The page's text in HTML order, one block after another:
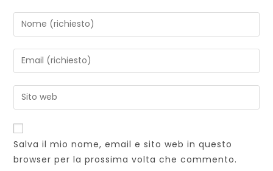
Inserisci
il
tuo
nome
nome
utente
per
commentare
Inserisci
il
tuo
indirizzo
per
commentare
Inserisci
l'URL
del
sito
(facoltativo)
Salva il mio nome, email e sito web in questo
browser per la prossima volta che commento.